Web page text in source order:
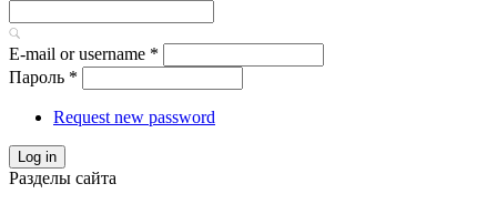
E-mail or username *
Пароль *
Request new password
Log in
Разделы сайта